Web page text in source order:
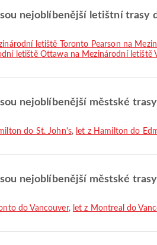
nejoblíbenější letištní trasy
letiště Toronto Pearson na
letiště Ottawa na Mezinárodní letiště
nejoblíbenější městské
do St. John's, let z Hamilton do
nejoblíbenější městské
do Vancouver, let z Montreal do